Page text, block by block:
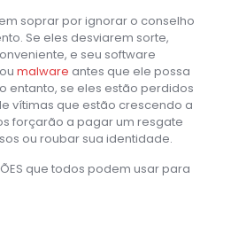
soprar por ignorar o conselho
Se eles desviarem sorte,
e seu software
malware antes que ele possa
entanto, se eles estão perdidos
vítimas que estão crescendo a
forçarão a pagar um resgate
ou roubar sua identidade.
que todos podem usar para